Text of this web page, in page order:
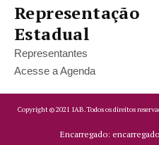
Representação
Estadual
Representantes
Acesse a Agenda
Copyright ©2021 IAB.Todos os direitos
Encarregado: